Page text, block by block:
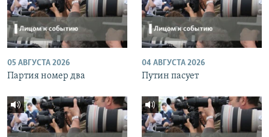
05 АВГУСТА 2026
Партия номер два
04 АВГУСТА 2026
Путин пасует